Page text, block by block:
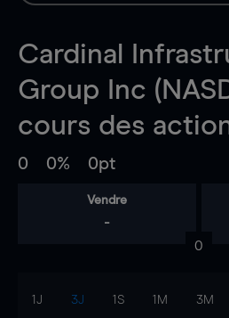
Cardinal
Group Inc
cours des
0 0% 0pt
Vendre
-
0
1J 3J 1S 1M 3M